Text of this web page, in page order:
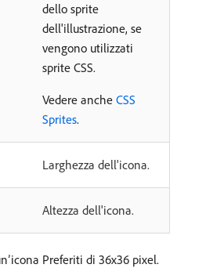
dello sprite
dell'illustrazione, se
vengono utilizzati
sprite CSS.
Vedere anche CSS
Sprites.
Larghezza dell'icona.
Altezza dell'icona.
Preferiti di 36x36 pixel.